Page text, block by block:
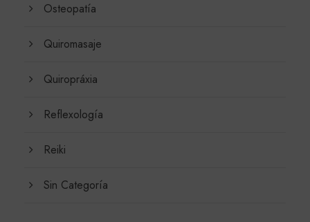
Osteopatía
Quiromasaje
Quiropráxia
Reflexología
Reiki
Sin Categoría